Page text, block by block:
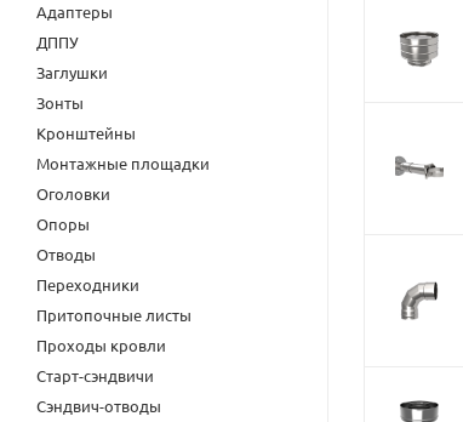
Адаптеры
ДППУ
Заглушки
Зонты
Кронштейны
Монтажные площадки
Оголовки
Опоры
Отводы
Переходники
Притопочные листы
Проходы кровли
Старт-сэндвичи
Сэндвич-отводы